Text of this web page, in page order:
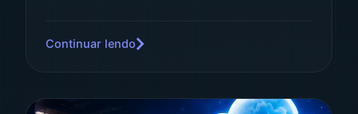
Continuar lendo